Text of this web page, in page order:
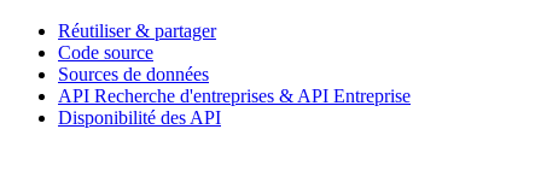
Réutiliser & partager
Code source
Sources de données
API Recherche d'entreprises & API Entreprise
Disponibilité des API